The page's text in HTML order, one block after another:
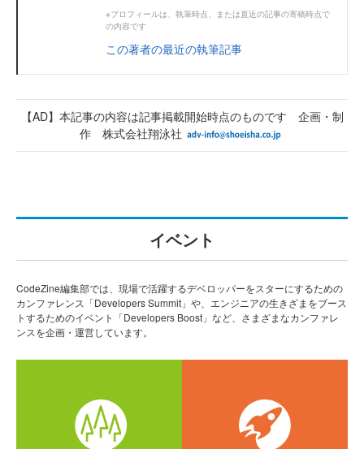
※プロフィールは、執筆時点、または直近の記事の寄稿時点で
の内容です
この著者の最近の執筆記事
【AD】本記事の内容は記事掲載開始時点のものです 企画・制
作 株式会社翔泳社
イベント
CodeZine編集部では、現場で活躍するデベロッパーをスターにするための
カンファレンス「Developers Summit」や、エンジニアの生きざまをブース
トするためのイベント「Developers Boost」など、さまざまなカンファレ
ンスを企画・運営しています。